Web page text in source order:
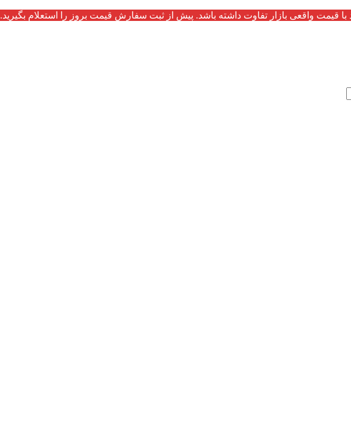
قیمت واقعی بازار تفاوت داشته باشد. پیش از ثبت سفارش قیمت بروز را استعلام بگیرید.